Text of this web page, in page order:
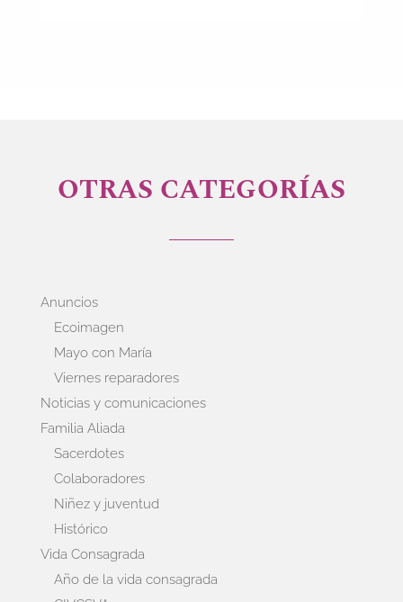
OTRAS CATEGORÍAS
Anuncios
Ecoimagen
Mayo con María
Viernes reparadores
Noticias y comunicaciones
Familia Aliada
Sacerdotes
Colaboradores
Niñez y juventud
Histórico
Vida Consagrada
Año de la vida consagrada